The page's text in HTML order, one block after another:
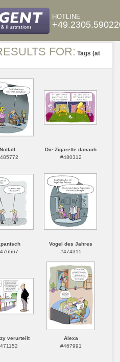
HOTLINE
FOR: Tags (at
Notfall
Die Zigarette danach
#480312
Vogel des Jahres
#474315
verurteilt
Alexa
#467991